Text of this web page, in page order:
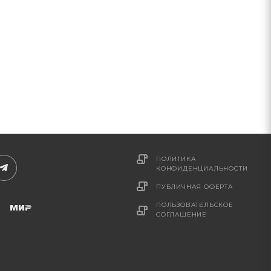
ПОЛИТИКА
КОНФИДЕНЦИАЛЬНОСТИ
ПУБЛИЧНАЯ ОФЕРТА
ПОЛЬЗОВАТЕЛЬСКОЕ
СОГЛАШЕНИЕ